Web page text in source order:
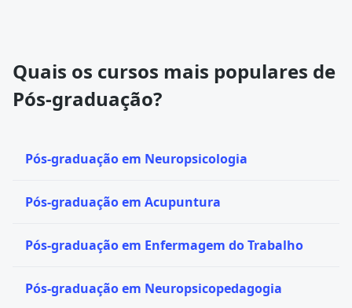
Quais os cursos mais populares de
Pós-graduação?
Pós-graduação em Neuropsicologia
Pós-graduação em Acupuntura
Pós-graduação em Enfermagem do Trabalho
Pós-graduação em Neuropsicopedagogia